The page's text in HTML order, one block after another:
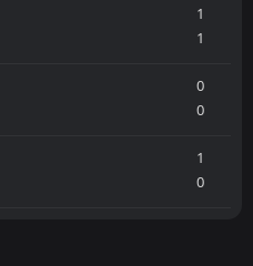
1
1
0
0
1
0